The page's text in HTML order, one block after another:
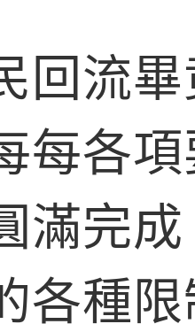
回流
每各
滿完
各種